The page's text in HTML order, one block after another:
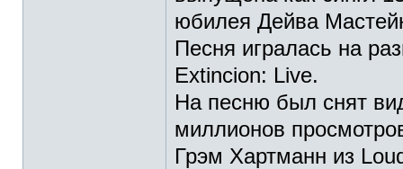
юбилея Дейва
Песня игралась на
Extincion: Live.
На песню был снят
миллионов
Грэм Хартманн из